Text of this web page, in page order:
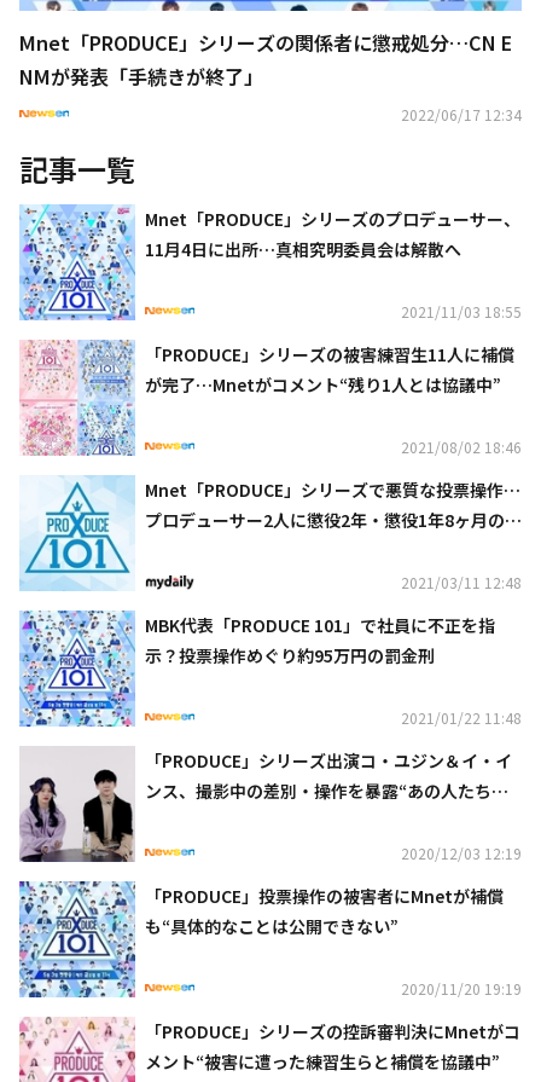
Mnet「PRODUCE」シリーズの関係者に懲戒処分…CN E
NMが発表「手続きが終了」
2022/06/17 12:34
記事一覧
Mnet「PRODUCE」シリーズのプロデューサー、
11月4日に出所…真相究明委員会は解散へ
2021/11/03 18:55
「PRODUCE」シリーズの被害練習生11人に補償
が完了…Mnetがコメント“残り1人とは協議中”
2021/08/02 18:46
Mnet「PRODUCE」シリーズで悪質な投票操作…
プロデューサー2人に懲役2年・懲役1年8ヶ月の実
2021/03/11 12:48
MBK代表「PRODUCE 101」で社員に不正を指
示？投票操作めぐり約95万円の罰金刑
2021/01/22 11:48
「PRODUCE」シリーズ出演コ・ユジン＆イ・イ
ンス、撮影中の差別・操作を暴露“あの人たちは
2020/12/03 12:19
「PRODUCE」投票操作の被害者にMnetが補償
も“具体的なことは公開できない”
2020/11/20 19:19
「PRODUCE」シリーズの控訴審判決にMnetがコ
メント“被害に遭った練習生らと補償を協議中”